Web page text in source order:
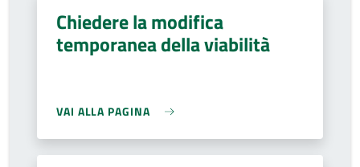
Chiedere la modifica
temporanea della viabilità
VAI ALLA PAGINA